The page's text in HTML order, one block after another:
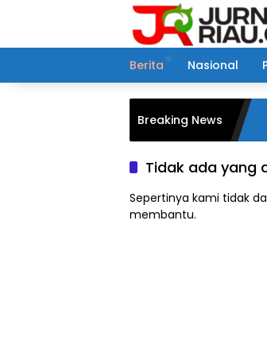
Berita Nasional
Breaking News
Tidak ada yang
Sepertinya kami tidak
membantu.